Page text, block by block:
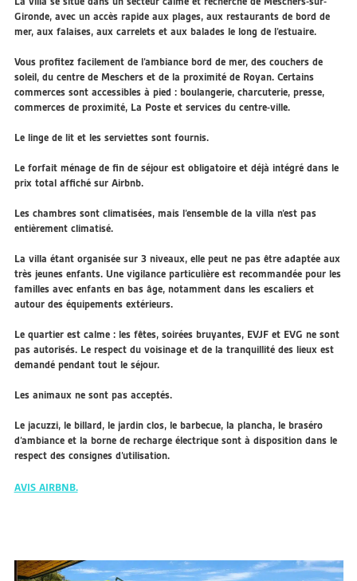
Gironde, avec un accès rapide aux plages, aux restaurants de bord de
mer, aux falaises, aux carrelets et aux balades le long de l’estuaire.
Vous profitez facilement de l’ambiance bord de mer, des couchers de
soleil, du centre de Meschers et de la proximité de Royan. Certains
commerces sont accessibles à pied : boulangerie, charcuterie, presse,
commerces de proximité, La Poste et services du centre-ville.
Le linge de lit et les serviettes sont fournis.
Le forfait ménage de fin de séjour est obligatoire et déjà intégré dans le
prix total affiché sur Airbnb.
Les chambres sont climatisées, mais l’ensemble de la villa n’est pas
entièrement climatisé.
La villa étant organisée sur 3 niveaux, elle peut ne pas être adaptée aux
très jeunes enfants. Une vigilance particulière est recommandée pour les
familles avec enfants en bas âge, notamment dans les escaliers et
autour des équipements extérieurs.
Le quartier est calme : les fêtes, soirées bruyantes, EVJF et EVG ne sont
pas autorisés. Le respect du voisinage et de la tranquillité des lieux est
demandé pendant tout le séjour.
Les animaux ne sont pas acceptés.
Le jacuzzi, le billard, le jardin clos, le barbecue, la plancha, le braséro
d’ambiance et la borne de recharge électrique sont à disposition dans le
respect des consignes d’utilisation.
AVIS AIRBNB.